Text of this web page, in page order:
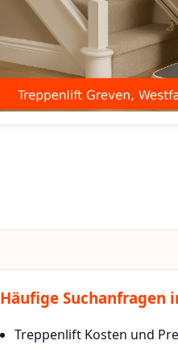
Häufige Suchanfragen
Treppenlift Kosten und